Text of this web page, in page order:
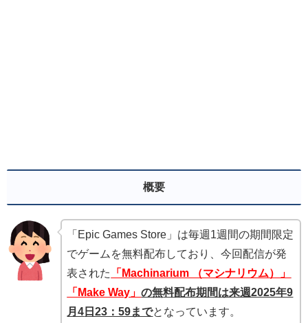
概要
「Epic Games Store」は毎週1週間の期間限定
でゲームを無料配布しており、今回配信が発
表された
「Machinarium （マシナリウム）」
「Make Way 」の無料配布期間は来週2025年9
月4 日23：59までとなっています。